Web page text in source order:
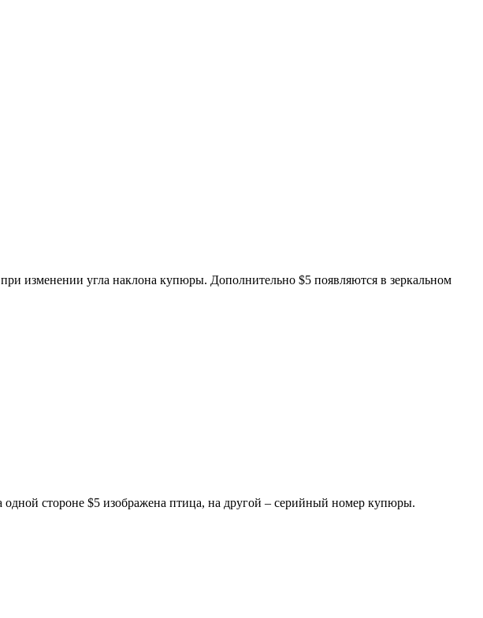
изменении угла наклона купюры. Дополнительно $5 появляются в зеркальном
одной стороне $5 изображена птица, на другой – серийный номер купюры.